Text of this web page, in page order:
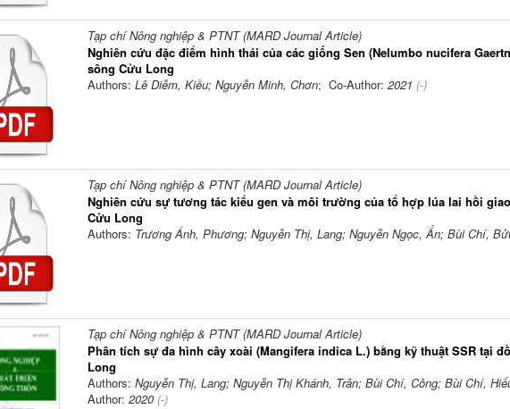
Tạp chí Nông nghiệp & PTNT (MARD Journal Article)
Nghiên cứu đặc điểm hình thái của các giống Sen (Nelumbo nucifera
sông Cửu Long
Authors: Lê Diễm, Kiều; Nguyễn Minh, Chơn; Co-Author: 2021 (-)
Tạp chí Nông nghiệp & PTNT (MARD Journal Article)
Nghiên cứu sự tương tác kiểu gen và môi trường của tổ hợp lúa lai hồi
Cửu Long
Authors: Trương Ánh, Phương; Nguyễn Thị, Lang; Nguyễn Ngọc, Ẩn; Bùi Chí,
Tạp chí Nông nghiệp & PTNT (MARD Journal Article)
Phân tích sự đa hình cây xoài (Mangifera indica L.) bằng kỹ thuật SSR tại
Long
Authors: Nguyễn Thị, Lang; Nguyễn Thị Khánh, Trân; Bùi Chí, Công; Bùi Chí,
Author: 2020(-)